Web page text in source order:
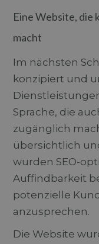
Eine Website, die
macht
Im nächsten
konzipiert und
Sprache, die
zugänglich
übersichtlich
wurden SEO-
Auffindbarkeit
potenzielle
anzusprechen.
Die Website